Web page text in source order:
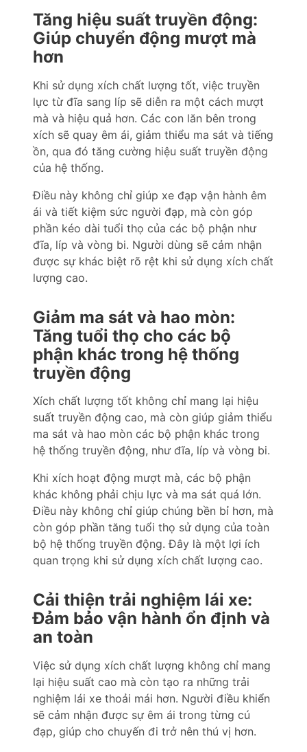
Tăng hiệu suất truyền động:
Giúp chuyển động mượt mà
hơn
Khi sử dụng xích chất lượng tốt, việc truyền
lực từ đĩa sang líp sẽ diễn ra một cách mượt
mà và hiệu quả hơn. Các con lăn bên trong
xích sẽ quay êm ái, giảm thiểu ma sát và tiếng
ồn, qua đó tăng cường hiệu suất truyền động
của hệ thống.
Điều này không chỉ giúp xe đạp vận hành êm
ái và tiết kiệm sức người đạp, mà còn góp
phần kéo dài tuổi thọ của các bộ phận như
đĩa, líp và vòng bi. Người dùng sẽ cảm nhận
được sự khác biệt rõ rệt khi sử dụng xích chất
lượng cao.
Giảm ma sát và hao mòn:
Tăng tuổi thọ cho các bộ
phận khác trong hệ thống
truyền động
Xích chất lượng tốt không chỉ mang lại hiệu
suất truyền động cao, mà còn giúp giảm thiểu
ma sát và hao mòn các bộ phận khác trong
hệ thống truyền động, như đĩa, líp và vòng bi.
Khi xích hoạt động mượt mà, các bộ phận
khác không phải chịu lực và ma sát quá lớn.
Điều này không chỉ giúp chúng bền bỉ hơn, mà
còn góp phần tăng tuổi thọ sử dụng của toàn
bộ hệ thống truyền động. Đây là một lợi ích
quan trọng khi sử dụng xích chất lượng cao.
Cải thiện trải nghiệm lái xe:
Đảm bảo vận hành ổn định và
an toàn
Việc sử dụng xích chất lượng không chỉ mang
lại hiệu suất cao mà còn tạo ra những trải
nghiệm lái xe thoải mái hơn. Người điều khiển
sẽ cảm nhận được sự êm ái trong từng cú
đạp, giúp cho chuyến đi trở nên thú vị hơn.